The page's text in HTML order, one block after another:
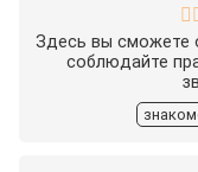
Здесь вы сможете
соблюдайте